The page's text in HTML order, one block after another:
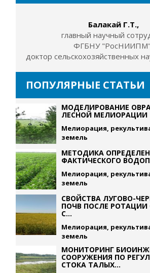
Балакай Г.Т.,
главный научный
ФГБНУ
доктор сельскохозяйственных
ПОПУЛЯРНЫЕ СТАТЬИ
МОДЕЛИРОВАНИЕ
ЛЕСНОЙ МЕЛИОРАЦИИ
Мелиорация,
земель
МЕТОДИКА
ФАКТИЧЕСКОГО
Мелиорация,
земель
СВОЙСТВА ЛУГОВО-
ПОЧВ ПОСЛЕ РОТАЦИИ
С...
Мелиорация,
земель
МОНИТОРИНГ
СООРУЖЕНИЯ ПО
СТОКА ТАЛЫХ...